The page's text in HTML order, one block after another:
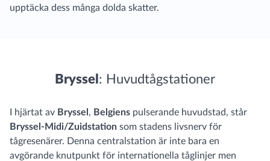
upptäcka dess många dolda skatter.
Bryssel : Huvudtågstationer
I hjärtat av Bryssel , Belgiens pulserande huvudstad, står
Bryssel-Midi/Zuidstation som stadens livsnerv för
tågresenärer. Denna centralstation är inte bara en
avgörande knutpunkt för internationella tåglinjer men